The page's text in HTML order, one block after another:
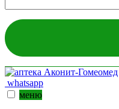
whatsapp
меню